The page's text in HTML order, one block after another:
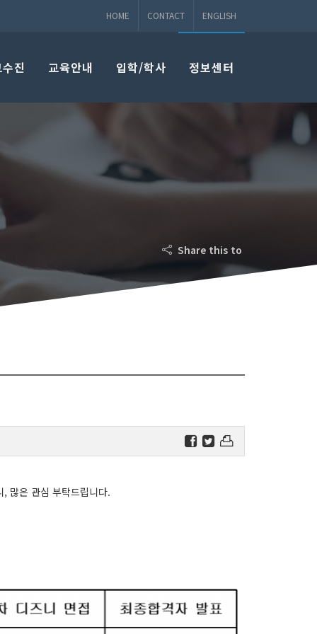
HOME CONTACT ENGLISH
진 교육안내 입학/학사 정보센터
Share this to
많은 관심 부탁드립니다.